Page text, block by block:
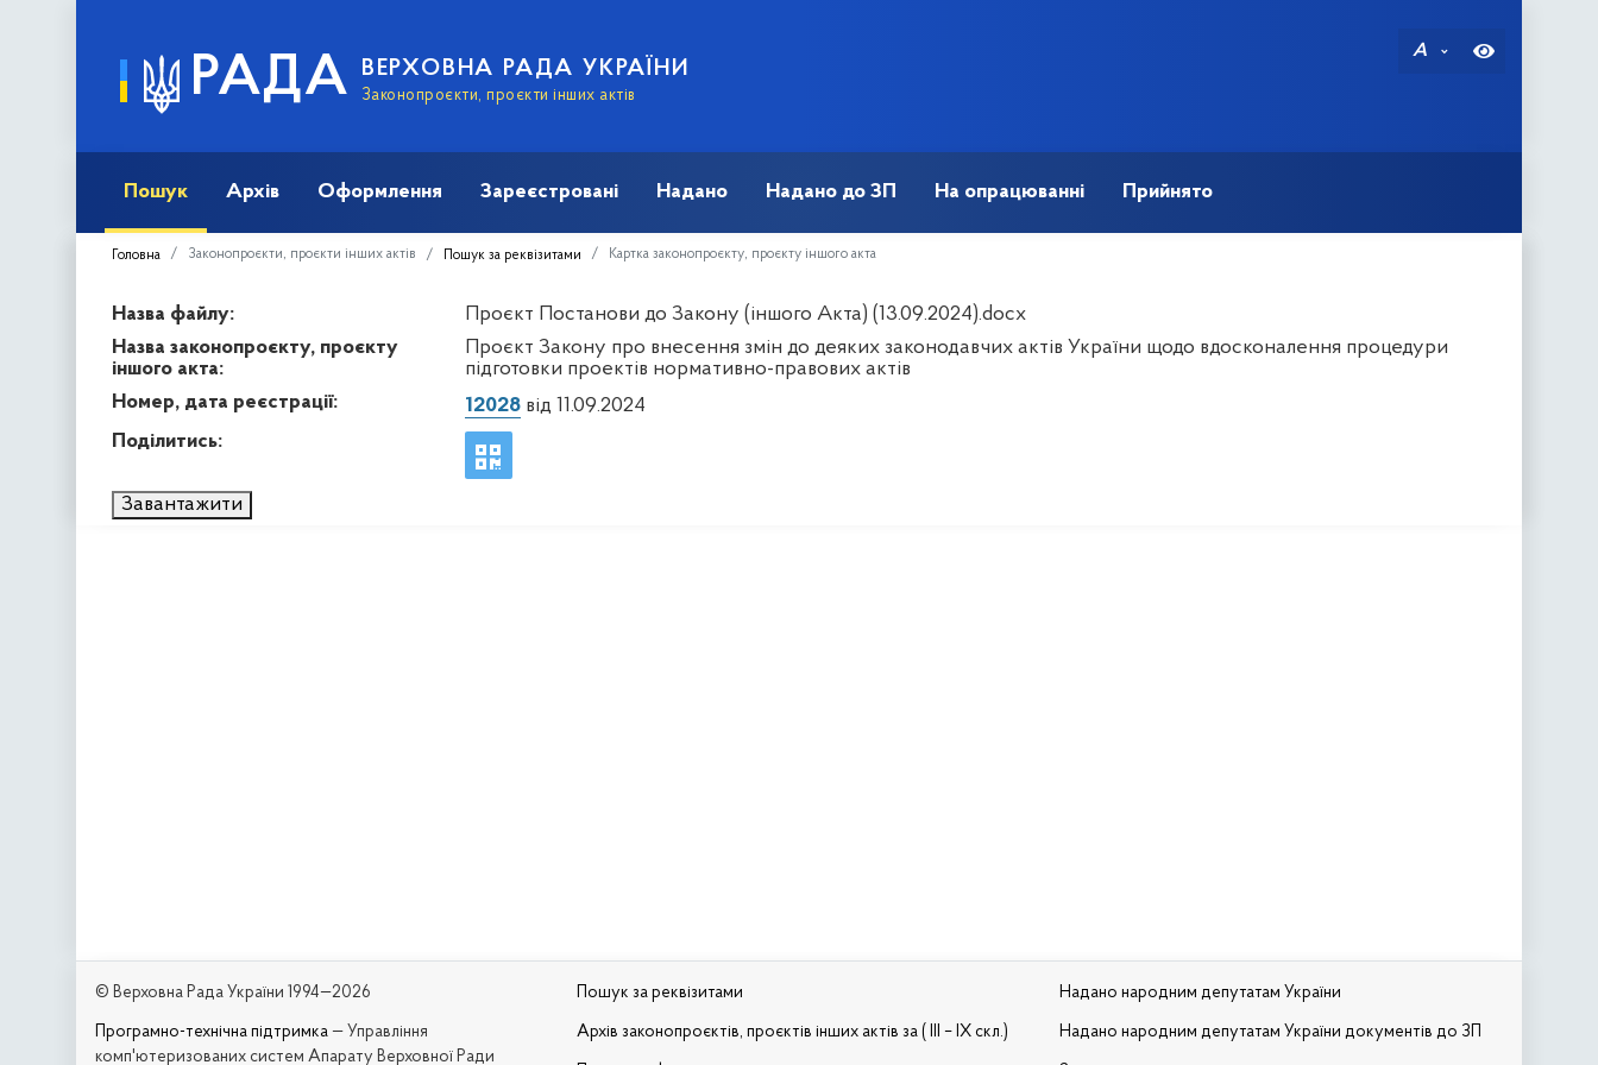
РАДА ВЕРХОВНА РАДА УКРАЇНИ
Законопроєкти, проєкти інших актів
A
Пошук Архів Оформлення Зареєстровані Надано Надано до ЗП На опрацюванні Прийнято
Головна Законопроєкти, проєкти інших актів Пошук за реквізитами Картка законопроєкту, проєкту іншого акта
Назва файлу:
Проєкт Постанови до Закону (іншого Акта) (13.09.2024).docx
Назва законопроєкту, проєкту
іншого акта:
Проєкт Закону про внесення змін до деяких законодавчих актів України щодо вдосконалення процедури
підготовки проектів нормативно-правових актів
Номер, дата реєстрації:
12028від 11.09.2024
Поділитись:
Завантажити
© Верховна Рада України 1994—2026
Програмно-технічна підтримка — Управління
комп'ютеризованих систем Апарату Верховної Ради
Пошук за реквізитами
Архів законопроєктів, проєктів інших актів за ( III – IX скл.)
Надано народним депутатам України
Надано народним депутатам України документів до ЗП